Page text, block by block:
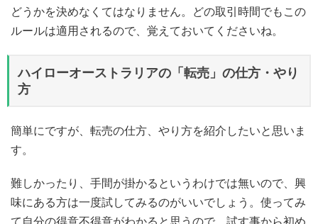
どうかを決めなくてはなりません。どの取引時間でもこの
ルールは適用されるので、覚えておいてくださいね。
ハイローオーストラリアの「転売」の仕方・やり
方
簡単にですが、転売の仕方、やり方を紹介したいと思いま
す。
難しかったり、手間が掛かるというわけでは無いので、興
味にある方は一度試してみるのがいいでしょう。使ってみ